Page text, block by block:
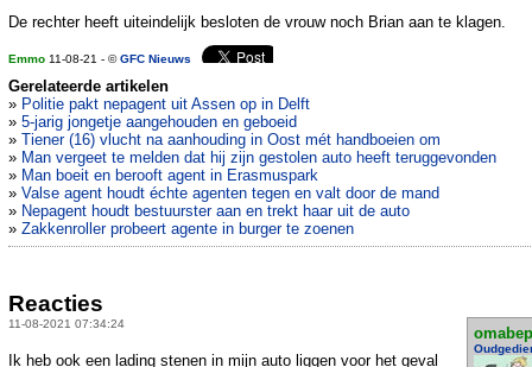
De rechter heeft uiteindelijk besloten de vrouw noch Brian aan te klagen.
Emmo 11-08-21 - ©GFC Nieuws
Gerelateerde artikelen
» Politie pakt nepagent uit Assen op in Delft
» 5-jarig jongetje aangehouden en geboeid
» Tiener (16) vlucht na aanhouding in Oost mét handboeien om
» Man vergeet te melden dat hij zijn gestolen auto heeft teruggevonden
» Man boeit en berooft agent in Erasmuspark
» Valse agent houdt échte agenten tegen en valt door de mand
» Nepagent houdt bestuurster aan en trekt haar uit de auto
» Zakkenroller probeert agente in burger te zoenen
Reacties
11-08-2021 07:34:24
omabep
Ik heb ook een lading stenen in mijn auto liggen voor het geval